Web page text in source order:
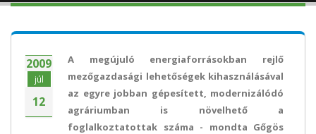
2009
júl
12
A megújuló energiaforrásokban rejlő
mezőgazdasági lehetőségek kihasználásával
az egyre jobban gépesített, modernizálódó
agráriumban is növelhető a
foglalkoztatottak száma - mondta Gőgös